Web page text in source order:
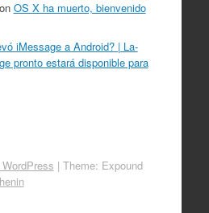
on OS X ha muerto, bienvenido
iMessage a Android? | La-
pronto estará disponible para
| Theme: Expound